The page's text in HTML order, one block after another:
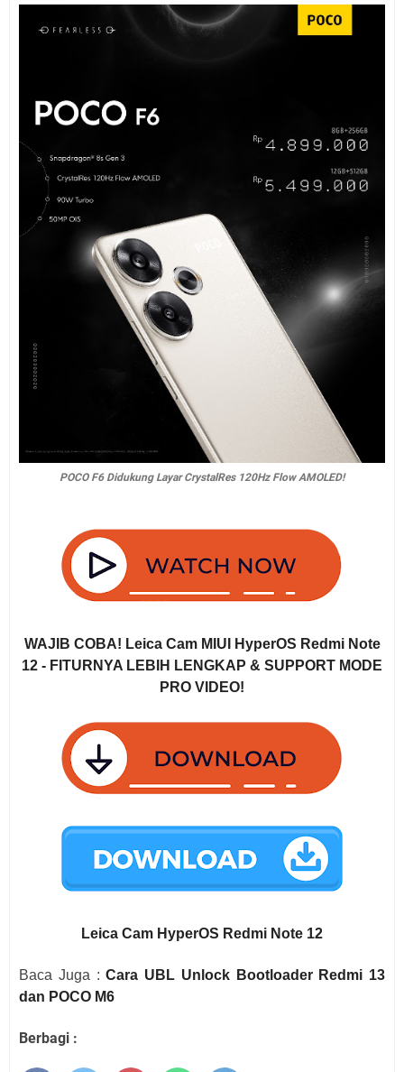
POCO F6 Didukung Layar CrystalRes 120Hz Flow AMOLED!
WAJIB COBA! Leica Cam MIUI HyperOS Redmi Note
12 - FITURNYA LEBIH LENGKAP & SUPPORT MODE
PRO VIDEO!
Leica Cam HyperOS Redmi Note 12
Baca Juga :Cara UBL Unlock Bootloader Redmi 13
dan POCO M6
Berbagi :